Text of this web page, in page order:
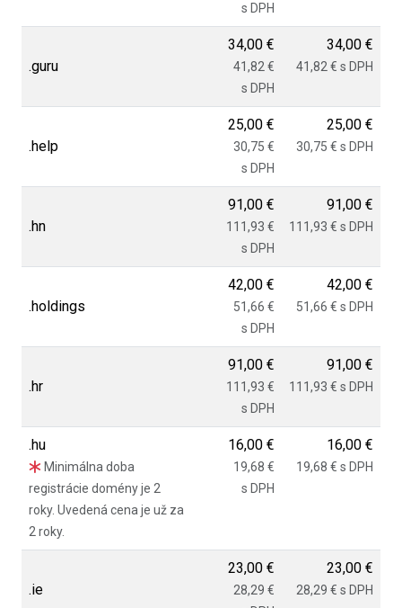
s DPH
.guru
34,00 €
41,82 €
s DPH
34,00 €
41,82 € s DPH
.help
25,00 €
30,75 €
s DPH
25,00 €
30,75 € s DPH
.hn
91,00 €
111,93 €
s DPH
91,00 €
111,93 € s DPH
.holdings
42,00 €
51,66 €
s DPH
42,00 €
51,66 € s DPH
.hr
91,00 €
111,93 €
s DPH
91,00 €
111,93 € s DPH
.hu
Minimálna doba
registrácie domény je 2
roky. Uvedená cena je už za
2 roky.
16,00 €
19,68 €
s DPH
16,00 €
19,68 € s DPH
.ie
23,00 €
28,29 €
23,00 €
28,29 € s DPH